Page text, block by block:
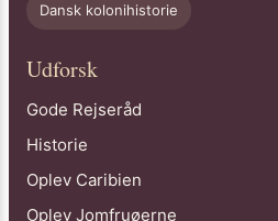
Dansk kolonihistorie
Udforsk
Gode Rejseråd
Historie
Oplev Caribien
Oplev Jomfruøerne